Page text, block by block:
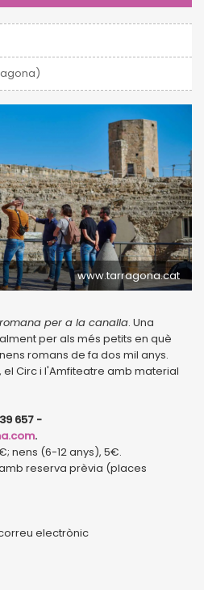
www.tarragona.cat
per a la canalla. Una
per als més petits en què
romans de fa dos mil anys.
Circ i l'Amfiteatre amb material
657 -
.
nens (6-12 anys), 5€.
reserva prèvia (places
electrònic